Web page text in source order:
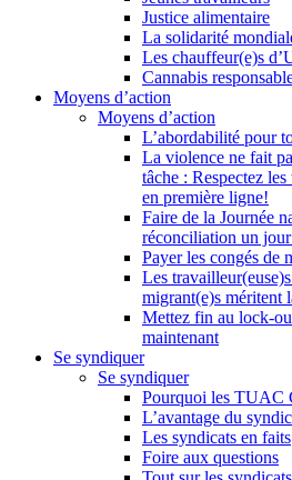
Justice alimentaire
La solidarité
Les chauffeur(e)s
Cannabis
Moyens d’action
Moyens d’action
L’abordabilité pour
La violence ne fait
tâche : Respectez
en première ligne!
Faire de la Journée
réconciliation un
Payer les congés de
Les
migrant(e)s méritent
Mettez fin au lock-
maintenant
Se syndiquer
Se syndiquer
Pourquoi les TUAC
L’avantage du
Les syndicats en faits
Foire aux questions